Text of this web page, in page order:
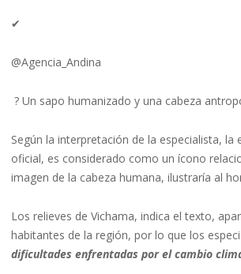
✔
@Agencia_Andina
? Un sapo humanizado y una cabeza
Según la interpretación de la especialista,
oficial, es considerado como un ícono
imagen de la cabeza humana, ilustraría al
Los relieves de Vichama, indica el texto,
habitantes de la región, por lo que los
dificultades enfrentadas por el cambio